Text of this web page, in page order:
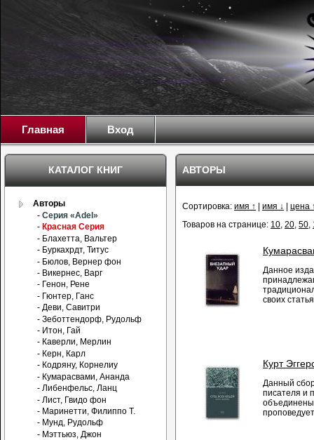
Главная Вход
АВТОРЫ
Сортировка: имя ↑ имя ↓
цена
Товаров на странице: 10, 20, 50,
Данное
своих
Курт
Данный
писателя и
объединены
КАТАЛОГ КНИГ
Авторы
-Серия «Adel»
- Красная Серия
- Блахетта, Вальтер
- Буркахрдт, Титус
- Бюлов, Вернер фон
- Викернес, Варг
- Генон, Рене
- Гюнтер, Ганс
- Деви, Савитри
- Зеботтендорф, Рудольф
- Итон, Гай
- Каверли, Мерлин
- Керн, Карл
- Кодряну, Корнелиу
- Кумарасвами, Ананда
- Либенфельс, Ланц
- Лист, Гвидо фон
- Маринетти, Филиппо Т.
- Мунд, Рудольф
- Мэттьюз, Джон